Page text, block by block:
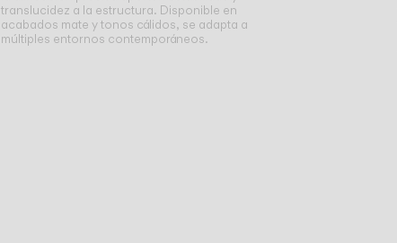
translucidez a la estructura. Disponible en
acabados mate y tonos cálidos, se adapta a
múltiples entornos contemporáneos.